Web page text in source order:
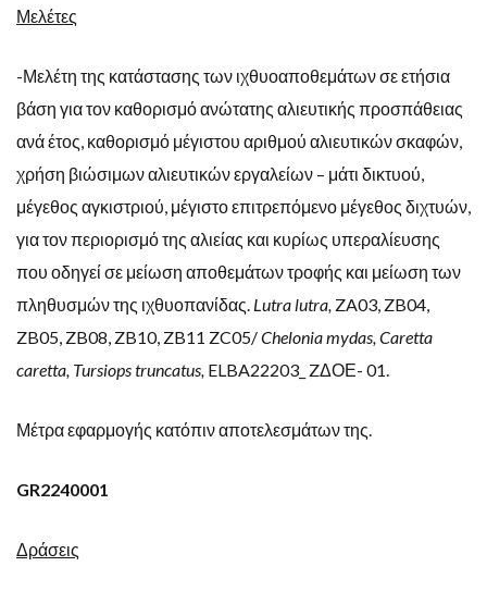
Μελέτες
-Μελέτη της κατάστασης των ιχθυοαποθεμάτων σε ετήσια
βάση για τον καθορισμό ανώτατης αλιευτικής προσπάθειας
ανά έτος, καθορισμό μέγιστου αριθμού αλιευτικών σκαφών,
χρήση βιώσιμων αλιευτικών εργαλείων – μάτι δικτυού,
μέγεθος αγκιστριού, μέγιστο επιτρεπόμενο μέγεθος διχτυών,
για τον περιορισμό της αλιείας και κυρίως υπεραλίευσης
που οδηγεί σε μείωση αποθεμάτων τροφής και μείωση των
πληθυσμών της ιχθυοπανίδας. Lutra lutra, ZA03, ZB04,
ZB05, ZB08, ZB10, ZB11 ZC05/Cheloniamydas,Caretta
caretta, Tursiopstruncatus, ELBA22203_ ZΔΟΕ- 01.
Μέτρα εφαρμογής κατόπιν αποτελεσμάτων της.
GR2240001
Δράσεις